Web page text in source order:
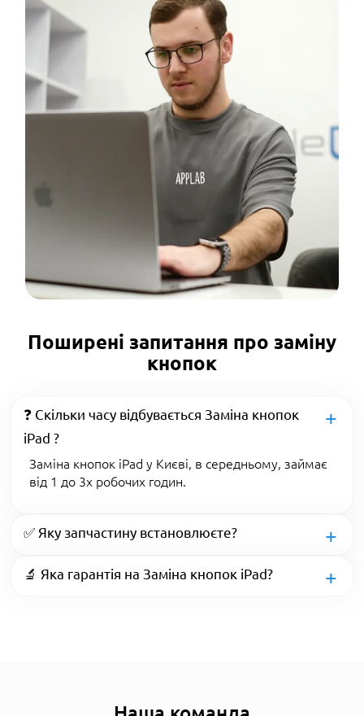
Поширені запитання про заміну
кнопок
❓ Скільки часу відбувається Заміна кнопок
iPad ?
Заміна кнопок iPad у Києві, в середньому, займає
від 1 до 3х робочих годин.
✅ Яку запчастину встановлюєте?
🔬 Яка гарантія на Заміна кнопок iPad?